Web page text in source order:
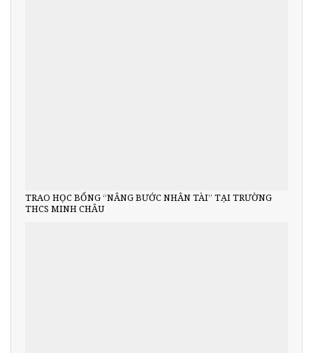
TRAO HỌC BỔNG “NÂNG BƯỚC NHÂN TÀI” TẠI TRƯỜNG
THCS MINH CHÂU